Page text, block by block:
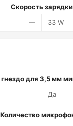
Скорость зарядки
—
33 W
для 3,5 мм
Да
Количество